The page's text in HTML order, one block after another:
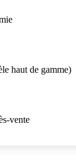
haut de gamme)
vente